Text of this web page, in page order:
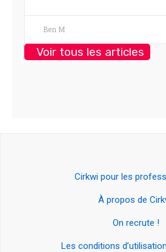
Ben M
Voir tous les articles
Cirkwi pour les
À propos de
On recrute !
Les conditions